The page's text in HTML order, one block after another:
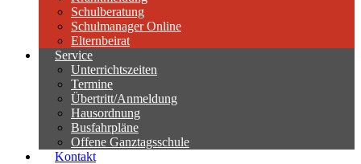
Schulberatung
Schulmanager Online
Elternbeirat
Service
Unterrichtszeiten
Termine
Übertritt/Anmeldung
Hausordnung
Busfahrpläne
Offene Ganztagsschule
Kontakt